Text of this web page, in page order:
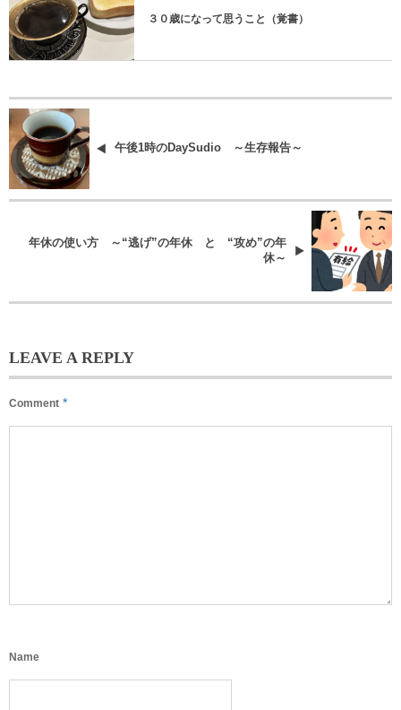
３０歳になって思うこと（覚書）
午後1時のDaySudio ～生存報告～
年休の使い方 ～“逃げ”の年休 と “攻め”の年
休～
LEAVE A REPLY
Comment *
Name